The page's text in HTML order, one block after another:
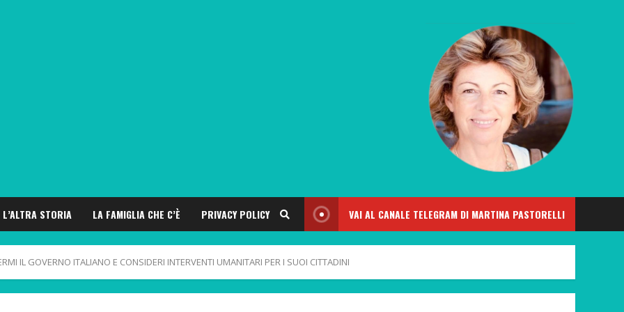
L’ALTRA STORIA LA FAMIGLIA CHE C’È PRIVACY POLICY VAI AL CANALE TELEGRAM DI MARTINA PASTORELLI
IL GOVERNO ITALIANO E CONSIDERI INTERVENTI UMANITARI PER I SUOI CITTADINI